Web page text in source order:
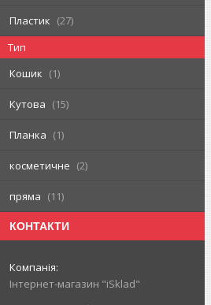
Пластик
27
Тип
Кошик
1
Кутова 15
Планка 1
косметичне 2
пряма 11
КОНТАКТИ
Інтернет-магазин "iSklad"